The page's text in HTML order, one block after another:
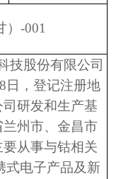
）-001
技股份有限公司
日，登记注册地
研发和生产基
州市、金昌市
从事与钴相关
式电子产品及新